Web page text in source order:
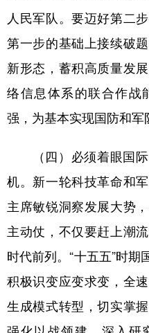
人民军队。要迈好第二
第一步的基础上接续破
新形态，蓄积高质量发
络信息体系的联合作战
强，为基本实现国防和军
（四）必须着眼国际
机。新一轮科技革命和
主席敏锐洞察发展大势
主动仗，不仅要赶上潮
时代前列。“十五五”时期
积极识变应变求变，全
生成模式转型，切实掌